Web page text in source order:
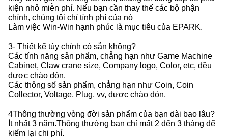
kiện nhỏ miễn phí. Nếu bạn cần thay thế các bộ phận
chính, chúng tôi chỉ tính phí của nó
Làm việc Win-Win hạnh phúc là mục tiêu của EPARK.
3- Thiết kế tùy chỉnh có sẵn không?
Các tính năng sản phẩm, chẳng hạn như Game Machine
Cabinet, Claw crane size, Company logo, Color, etc, đều
được chào đón.
Các thông số sản phẩm, chẳng hạn như Coin, Coin
Collector, Voltage, Plug, vv, được chào đón.
4Thông thường vòng đời sản phẩm của bạn dài bao lâu?
Ít nhất 3 năm.Thông thường bạn chỉ mất 2 đến 3 tháng để
kiếm lại chi phí.